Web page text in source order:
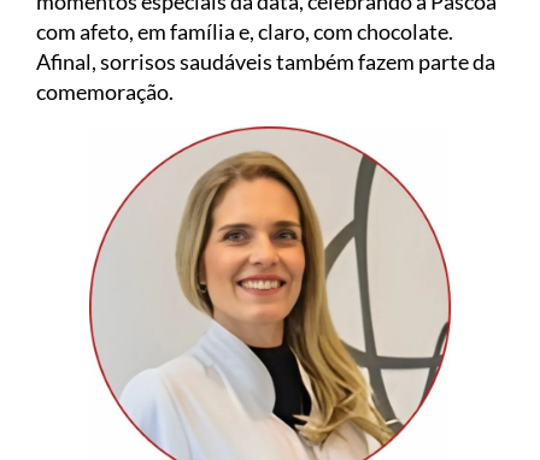
com afeto, em família e, claro, com chocolate.
Afinal, sorrisos saudáveis também fazem parte da
comemoração.